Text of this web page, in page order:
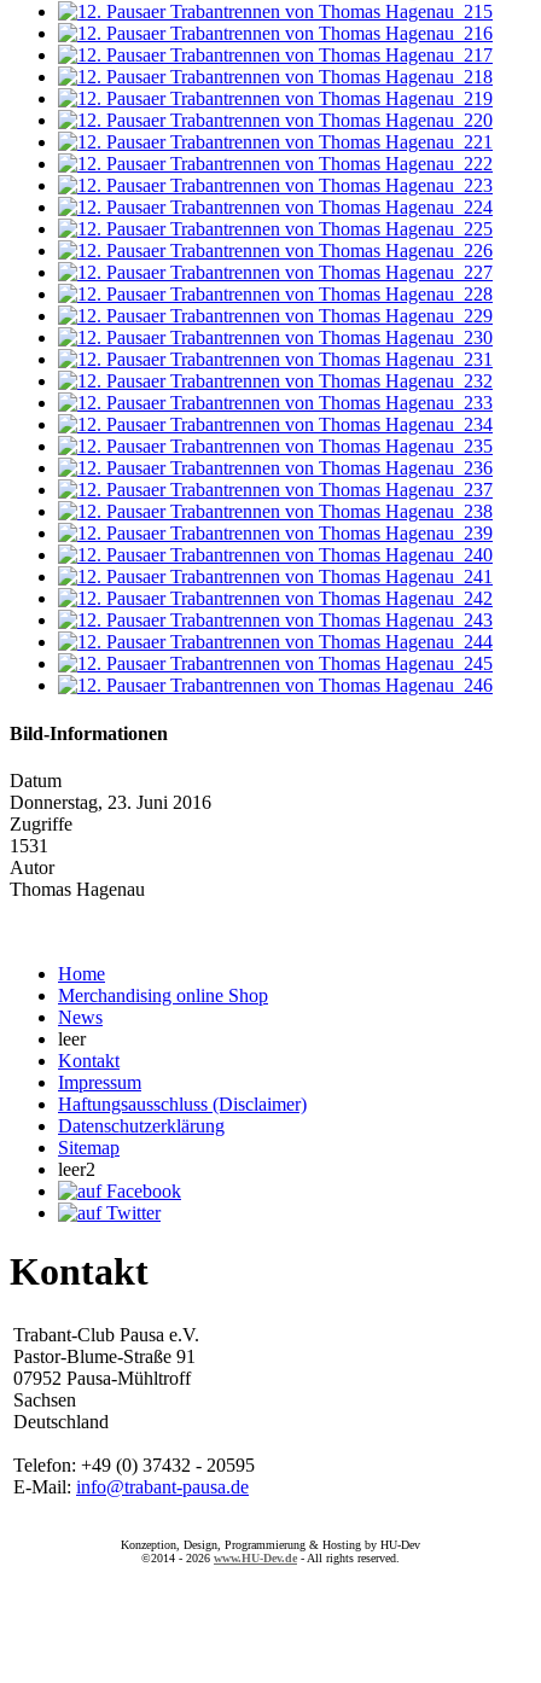
Bild-Informationen
Datum
Donnerstag, 23. Juni 2016
Zugriffe
1531
Autor
Thomas Hagenau
Home
Merchandising online Shop
News
leer
Kontakt
Impressum
Haftungsausschluss (Disclaimer)
Datenschutzerklärung
Sitemap
leer2
Kontakt
Trabant-Club Pausa e.V.
Pastor-Blume-Straße 91
07952 Pausa-Mühltroff
Sachsen
Deutschland
Telefon: +49 (0) 37432 - 20595
E-Mail: info@trabant-pausa.de
Konzeption, Design, Programmierung & Hosting by HU-Dev
©2014 - 2026 www.HU-Dev.de - All rights reserved.